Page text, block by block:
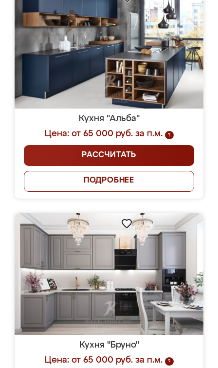
Кухня "Альба"
Цена: от 65 000 руб. за п.м.
?
РАССЧИТАТЬ
ПОДРОБНЕЕ
Кухня "Бруно"
Цена: от 65 000 руб. за п.м.
?